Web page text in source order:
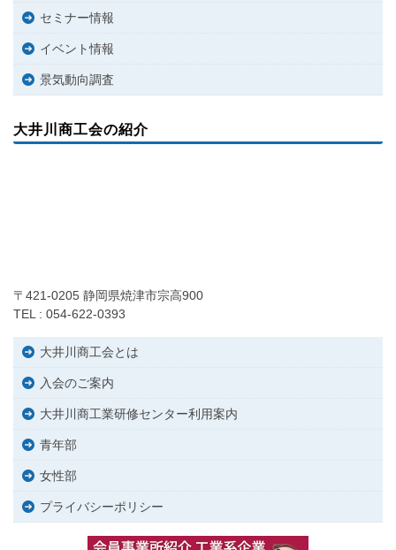
セミナー情報
イベント情報
景気動向調査
大井川商工会の紹介
〒421-0205 静岡県焼津市宗高900
TEL : 054-622-0393
大井川商工会とは
入会のご案内
大井川商工業研修センター利用案内
青年部
女性部
プライバシーポリシー